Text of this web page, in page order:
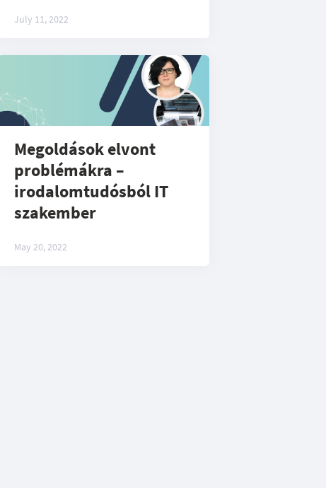
July 11, 2022
Megoldások elvont
problémákra –
irodalomtudósból IT
szakember
May 20, 2022